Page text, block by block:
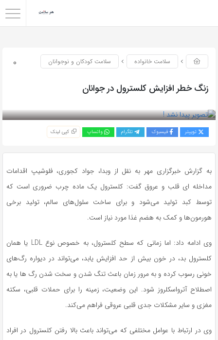
0 سلامت خانواده سلامت کودکان و نوجوانان
زنگ خطر افزایش کلسترول در جوانان
توییتر فیسبوک تلگرام واتساپ کپی لینک
به گزارش خبرگزاری مهر به نقل از وبدا، جواد کجوری، فلوشیپ اقدامات
مداخله ای قلب و عروق گفت: کلسترول یک ماده چرب ضروری است که
توسط کبد تولید می‌شود و برای ساخت سلول‌های سالم، تولید برخی
هورمون‌ها و کمک به هضم غذا مورد نیاز است.
وی ادامه داد: اما زمانی که سطح کلسترول، به‌ خصوص نوع LDL یا همان
کلسترول بد، در خون بیش از حد افزایش یابد، می‌تواند در دیواره رگ‌های
خونی رسوب کرده و به مرور زمان باعث تنگ شدن و سخت شدن رگ ها یا به
اصطلاح آترواسکلروز شود. این وضعیت، زمینه را برای حملات قلبی، سکته
مغزی و سایر مشکلات جدی قلبی عروقی فراهم می‌کند.
وی در ارتباط با عوامل مختلفی که می‌تواند باعث بالا رفتن کلسترول در افراد